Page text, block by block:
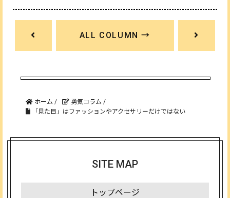
ALL COLUMN →
ホーム / 勇気コラム /
「見た目」はファッションやアクセサリーだけではない
SITE MAP
トップページ